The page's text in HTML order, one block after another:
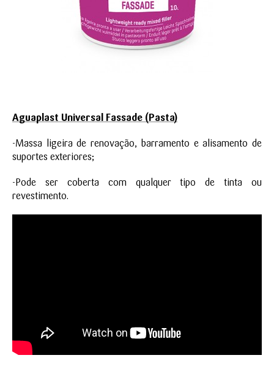
Aguaplast Universal Fassade (Pasta)
-Massa ligeira de renovação, barramento e alisamento de
suportes exteriores;
-Pode ser coberta com qualquer tipo de tinta ou
revestimento.